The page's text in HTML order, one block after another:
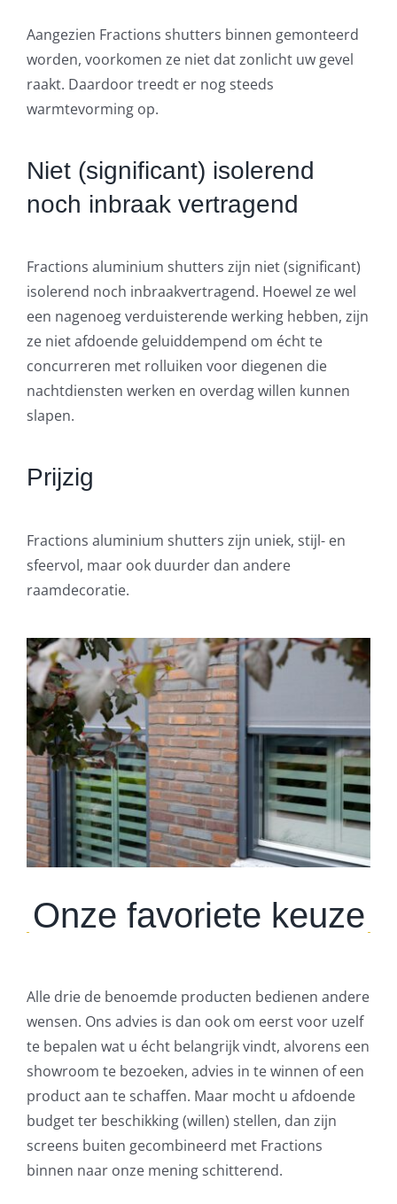
Aangezien Fractions shutters binnen gemonteerd
worden, voorkomen ze niet dat zonlicht uw gevel
raakt. Daardoor treedt er nog steeds
warmtevorming op.
Niet (significant) isolerend
noch inbraak vertragend
Fractions aluminium shutters zijn niet (significant)
isolerend noch inbraakvertragend. Hoewel ze wel
een nagenoeg verduisterende werking hebben, zijn
ze niet afdoende geluiddempend om écht te
concurreren met rolluiken voor diegenen die
nachtdiensten werken en overdag willen kunnen
slapen.
Prijzig
Fractions aluminium shutters zijn uniek, stijl- en
sfeervol, maar ook duurder dan andere
raamdecoratie.
Onze favoriete keuze
Alle drie de benoemde producten bedienen andere
wensen. Ons advies is dan ook om eerst voor uzelf
te bepalen wat u écht belangrijk vindt, alvorens een
showroom te bezoeken, advies in te winnen of een
product aan te schaffen. Maar mocht u afdoende
budget ter beschikking (willen) stellen, dan zijn
screens buiten gecombineerd met Fractions
binnen naar onze mening schitterend.